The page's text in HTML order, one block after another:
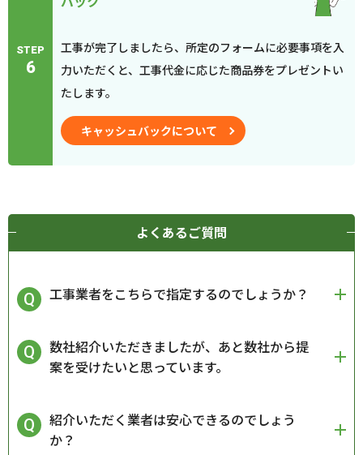
STEP
6
工事が完了しましたら、所定のフォームに必要事項を入
力いただくと、工事代金に応じた商品券をプレゼントい
たします。
キャッシュバックについて
よくあるご質問
工事業者をこちらで指定するのでしょうか？
数社紹介いただきましたが、あと数社から提
案を受けたいと思っています。
紹介いただく業者は安心できるのでしょう
か？